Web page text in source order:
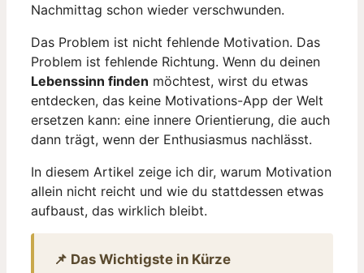
Nachmittag schon wieder verschwunden.
Das Problem ist nicht fehlende Motivation. Das
Problem ist fehlende Richtung. Wenn du deinen
Lebenssinn finden möchtest, wirst du etwas
entdecken, das keine Motivations-App der Welt
ersetzen kann: eine innere Orientierung, die auch
dann trägt, wenn der Enthusiasmus nachlässt.
In diesem Artikel zeige ich dir, warum Motivation
allein nicht reicht und wie du stattdessen etwas
aufbaust, das wirklich bleibt.
📌 Das Wichtigste in Kürze